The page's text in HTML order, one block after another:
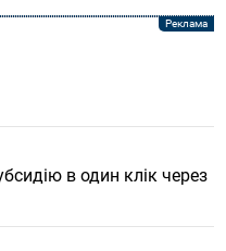
в один клік через